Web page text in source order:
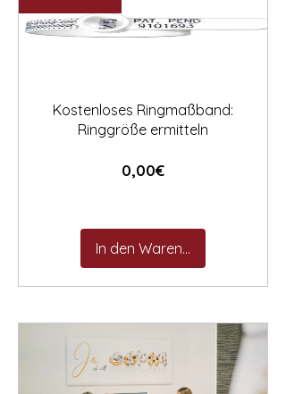
Kostenloses Ringmaßband:
Ringgröße ermitteln
0,00€Preis
In den Warenkorb